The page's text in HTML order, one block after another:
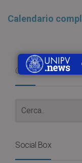
Calendario
Cerca
Social Box